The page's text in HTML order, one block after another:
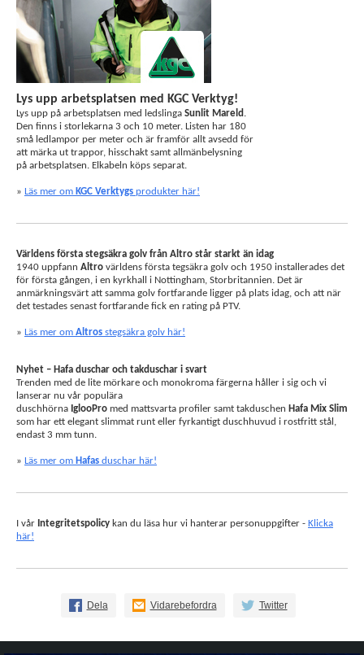
Lys upp arbetsplatsen med KGC Verktyg!
Lys upp på arbetsplatsen med ledslinga Sunlit Mareld .
Den finns i storlekarna 3 och 10 meter. Listen har 180
små ledlampor per meter och är framför allt avsedd för
att märka ut trappor, hisschakt samt allmänbelysning
på arbetsplatsen. Elkabeln köps separat.
» Läs mer om KGC Verktygs produkter här!
Världens första stegsäkra golv från Altro står starkt än idag
1940 uppfann Altro världens första tegsäkra golv och 1950 installerades det
för första gången, i en kyrkhall i Nottingham, Storbritannien. Det är
anmärkningsvärt att samma golv fortfarande ligger på plats idag, och att när
det testades senast fortfarande fick en rating på PTV.
» Läs mer om Altros stegsäkra golv här!
Nyhet – Hafa duschar och takduschar i svart
Trenden med de lite mörkare och monokroma färgerna håller i sig och vi
lanserar nu vår populära
duschhörna IglooPro med mattsvarta profiler samt takduschen Hafa Mix Slim
som har ett elegant slimmat runt eller fyrkantigt duschhuvud i rostfritt stål,
endast 3 mm tunn.
» Läs mer om Hafas duschar här!
I vår Integritetspolicy kan du läsa hur vi hanterar personuppgifter - Klicka
här!
Dela Vidarebefordra Twitter